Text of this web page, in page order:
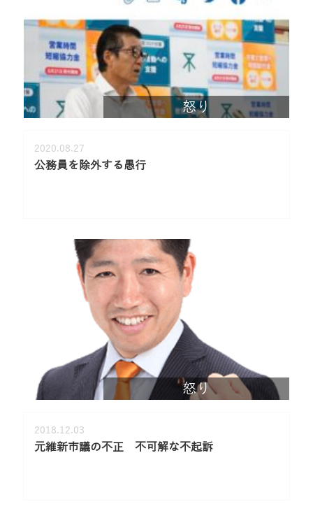
怒り
2020.08.27
公務員を除外する愚行
怒り
2018.12.03
元維新市議の不正 不可解な不起訴